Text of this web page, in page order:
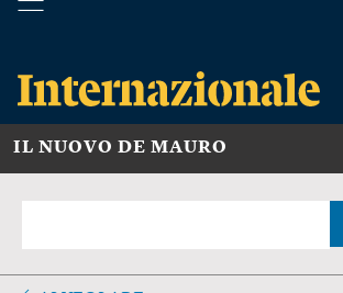
IL NUOVO DE MAURO